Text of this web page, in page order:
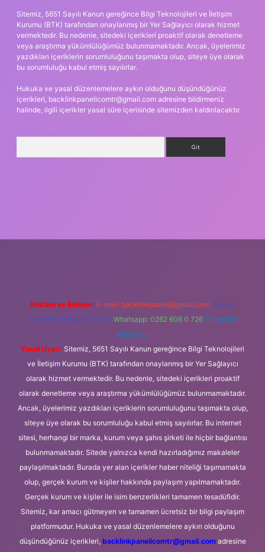
Sitemiz, 5651 Sayılı Kanun gereğince Bilgi Teknolojileri ve İletişim
Kurumu (BTK) tarafından onaylanmış bir Yer Sağlayıcı olarak hizmet
vermektedir. Bu nedenle, sitedeki içerikleri proaktif olarak denetleme
veya araştırma yükümlülüğümüz bulunmamaktadır. Ancak, üyelerimiz
yazdıkları içeriklerin sorumluluğunu taşımakta olup, siteye üye olarak
bu sorumluluğu kabul etmiş sayılırlar.
Hukuka ve yasal düzenlemelere aykırı olduğunu düşündüğünüz
içerikleri, backlinkpanelicomtr@gmail.com adresine bildirmeniz
halinde, ilgili içerikler yasal süre içerisinde sitemizden kaldırılacaktır.
Reklam ve İletişim: E-mail: backlinkpaneli@gmail.com Teams:
forumhizmeti@gmail.com Whatsapp: 0262 606 0 726 Telegram:
@karabul
Yasal Uyarı: Sitemiz, 5651 Sayılı Kanun gereğince Bilgi Teknolojileri
ve İletişim Kurumu (BTK) tarafından onaylanmış bir Yer Sağlayıcı
olarak hizmet vermektedir. Bu nedenle, sitedeki içerikleri proaktif
olarak denetleme veya araştırma yükümlülüğümüz bulunmamaktadır.
Ancak, üyelerimiz yazdıkları içeriklerin sorumluluğunu taşımakta olup,
siteye üye olarak bu sorumluluğu kabul etmiş sayılırlar. Bu internet
sitesi, herhangi bir marka, kurum veya şahıs şirketi ile hiçbir bağlantısı
bulunmamaktadır. Sitede yalnızca kendi hazırladığımız makaleler
paylaşılmaktadır. Burada yer alan içerikler haber niteliği taşımamakta
olup, gerçek kurum ve kişiler hakkında paylaşım yapılmamaktadır.
Gerçek kurum ve kişiler ile isim benzerlikleri tamamen tesadüfidir.
Sitemiz, kar amacı gütmeyen ve tamamen ücretsiz bir bilgi paylaşım
platformudur. Hukuka ve yasal düzenlemelere aykırı olduğunu
düşündüğünüz içerikleri, backlinkpanelicomtr@gmail.comadresine